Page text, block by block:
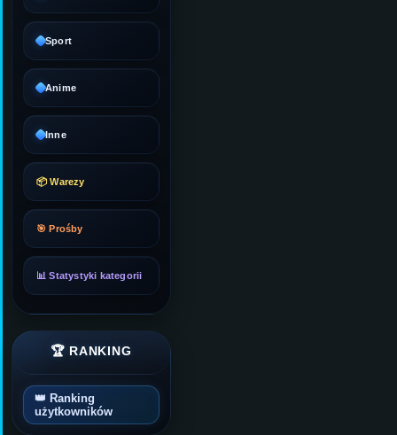
Sport
Anime
Inne
📦 Warezy
🎯 Prośby
📊 Statystyki kategorii
🏆 RANKING
👑 Ranking
użytkowników